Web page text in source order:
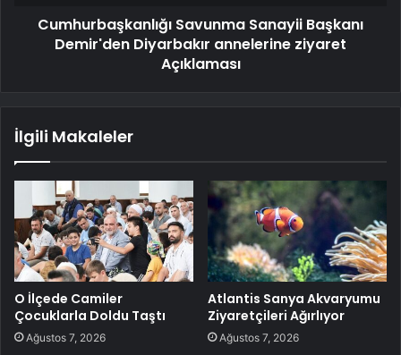
Cumhurbaşkanlığı Savunma Sanayii Başkanı
Demir'den Diyarbakır annelerine ziyaret
Açıklaması
İlgili Makaleler
O İlçede Camiler
Çocuklarla Doldu Taştı
Ağustos 7, 2026
Atlantis Sanya Akvaryumu
Ziyaretçileri Ağırlıyor
Ağustos 7, 2026